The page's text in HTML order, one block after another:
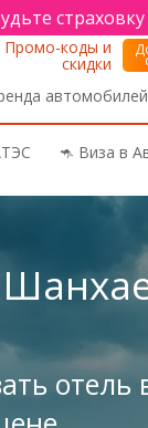
автомобилей
Промо-коды и
скидки
🦘 Виза в